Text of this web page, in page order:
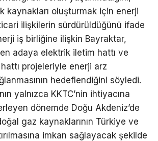
kaynakları oluşturmak için enerji
ilişkilerin sürdürüldüğünü ifade
iş birliğine ilişkin Bayraktar,
adaya elektrik iletim hattı ve
projeleriyle enerji arz
hedeflendiğini söyledi.
yalnızca KKTC’nin ihtiyacına
dönemde Doğu Akdeniz’de
gaz kaynaklarının Türkiye ve
imkan sağlayacak şekilde